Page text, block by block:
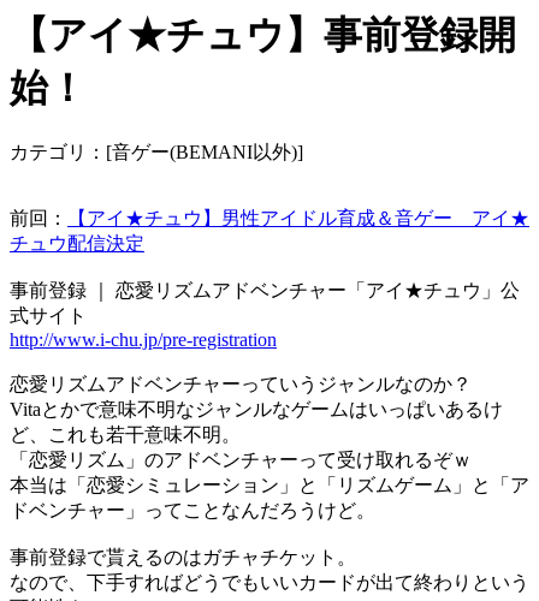
【アイ★チュウ】事前登録開
始！
カテゴリ：[音ゲー(BEMANI以外)]
前回：
【アイ★チュウ】男性アイドル育成＆音ゲー アイ★
チュウ配信決定
事前登録 ｜ 恋愛リズムアドベンチャー「アイ★チュウ」公
式サイト
http://www.i-chu.jp/pre-registration
恋愛リズムアドベンチャーっていうジャンルなのか？
Vitaとかで意味不明なジャンルなゲームはいっぱいあるけ
ど、これも若干意味不明。
「恋愛リズム」のアドベンチャーって受け取れるぞｗ
本当は「恋愛シミュレーション」と「リズムゲーム」と「ア
ドベンチャー」ってことなんだろうけど。
事前登録で貰えるのはガチャチケット。
なので、下手すればどうでもいいカードが出て終わりという